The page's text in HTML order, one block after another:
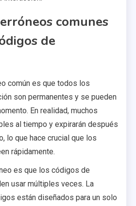
comunes
de
común es que todos los
son permanentes y se pueden
En realidad, muchos
al tiempo y expirarán después
lo que hace crucial que los
rápidamente.
es que los códigos de
usar múltiples veces. La
están diseñados para un solo